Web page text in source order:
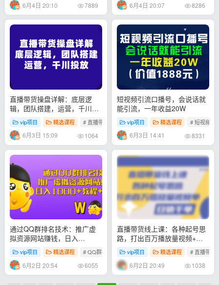
6月4日 20:10 7889 6月4日 20:07 8286
直播带货操盘详解：底层逻
辑，团队搭建，运营，千川投
vip项目 精选课程 # 直播带货
6月3日 15:09 1064
短视频引流口播号，会说话就
能引流，一年收益20W
vip项目 精选课程 # 短视频引
6月3日 14:41 8331
通过QQ群排名技术：推广虚
拟资源网站赚钱，日入
1000+教程+工具
vip项目 精选课程 # QQ群排名技术
6月2日 20:54 6055
直播带货线上课：各种起号思
路，打出百万播放量视频+日
销千单
vip项目 精选课程 # 直播带货
6月2日 20:49 1038